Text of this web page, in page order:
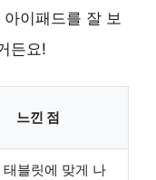
이패드를 잘 보
든요!
느낀 점
태블릿에 맞게 나